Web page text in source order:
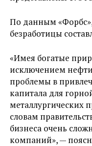
По данным
безработицы
«Имея богатые
исключением
проблемы в
капитала для
металлургических
словам
бизнеса очень
компаний», —